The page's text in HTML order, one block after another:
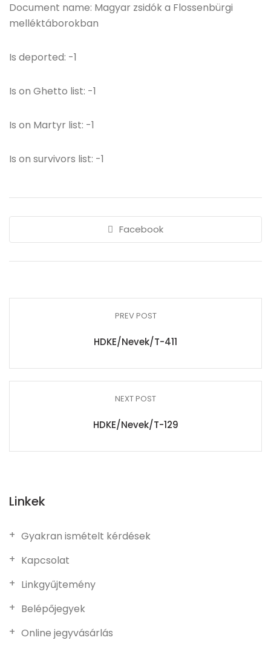
Document name: Magyar zsidók a Flossenbürgi
melléktáborokban
Is deported: -1
Is on Ghetto list: -1
Is on Martyr list: -1
Is on survivors list: -1
Facebook
PREV POST
HDKE/Nevek/T-411
NEXT POST
HDKE/Nevek/T-129
Linkek
Gyakran ismételt kérdések
Kapcsolat
Linkgyűjtemény
Belépőjegyek
Online jegyvásárlás